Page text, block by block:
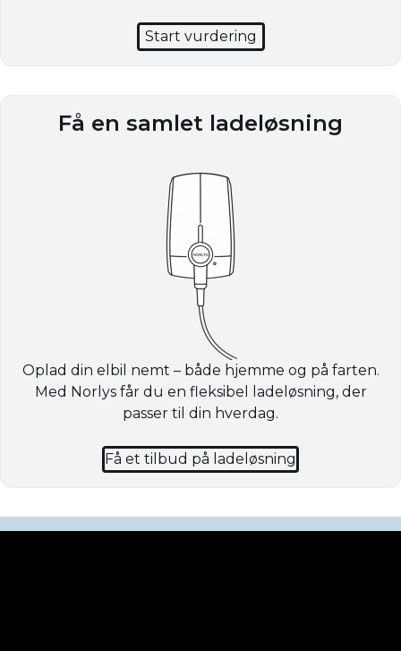
Start vurdering
Få en samlet ladeløsning
Oplad din elbil nemt – både hjemme og på farten.
Med Norlys får du en fleksibel ladeløsning, der
passer til din hverdag.
Få et tilbud på ladeløsning